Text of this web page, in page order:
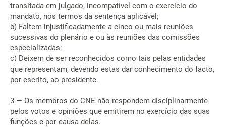
transitada em julgado, incompatível com o exercício do
mandato, nos termos da sentença aplicável;
b) Faltem injustificadamente a cinco ou mais reuniões
sucessivas do plenário e ou às reuniões das comissões
especializadas;
c) Deixem de ser reconhecidos como tais pelas entidades
que representam, devendo estas dar conhecimento do facto,
por escrito, ao presidente.
3 — Os membros do CNE não respondem disciplinarmente
pelos votos e opiniões que emitirem no exercício das suas
funções e por causa delas.